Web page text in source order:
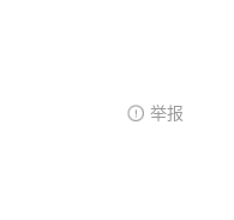
举报